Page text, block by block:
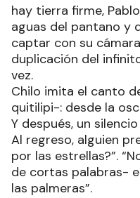
hay tierra firme,
aguas del pantano y
captar con su
duplicación del
vez.
Chilo imita el canto
quitilipi-: desde la
Y después, un
Al regreso, alguien
por las estrellas?”.
de cortas palabras-
las palmeras”.